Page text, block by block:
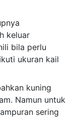
keluar
bila perlu
ukuran kail
kuning
Namun untuk
sering